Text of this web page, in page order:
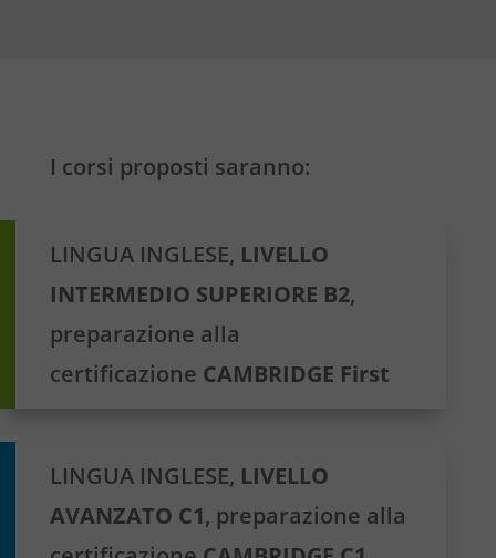
I corsi proposti saranno:
LINGUA INGLESE, LIVELLO
INTERMEDIO SUPERIORE B2,
preparazione alla
certificazione CAMBRIDGE First
LINGUA INGLESE, LIVELLO
AVANZATO C1, preparazione alla